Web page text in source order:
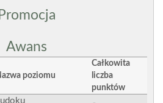
Promocja
Awans
poziomu
Całkowita
liczba
punktów